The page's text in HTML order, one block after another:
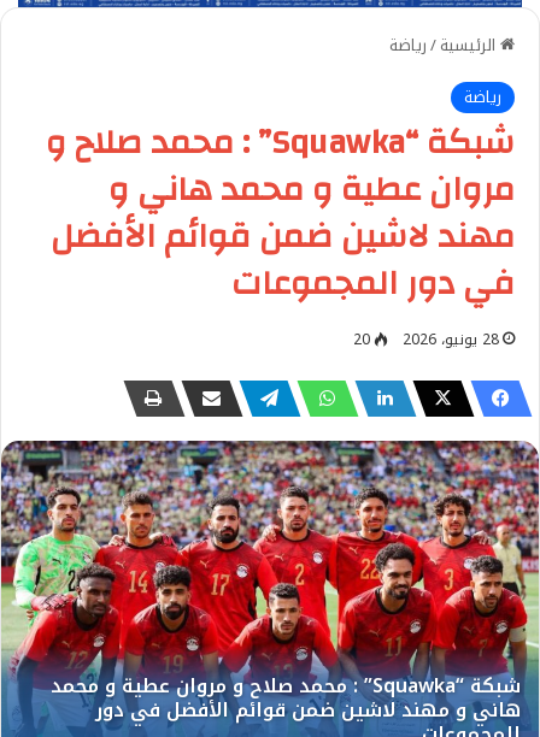
الرئيسية/رياضة
رياضة
شبكة “Squawka” : محمد صلاح و
مروان عطية و محمد هاني و
مهند لاشين ضمن قوائم الأفضل
في دور المجموعات
28 يونيو، 2026 20